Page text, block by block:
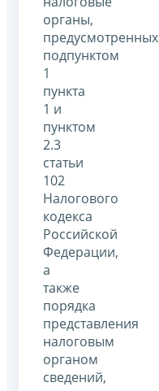
органы,
предусмотренных
подпунктом
1
пункта
1 и
пунктом
2.3
статьи
102
Налогового
кодекса
Российской
Федерации,
а
также
порядка
представления
налоговым
органом
сведений,